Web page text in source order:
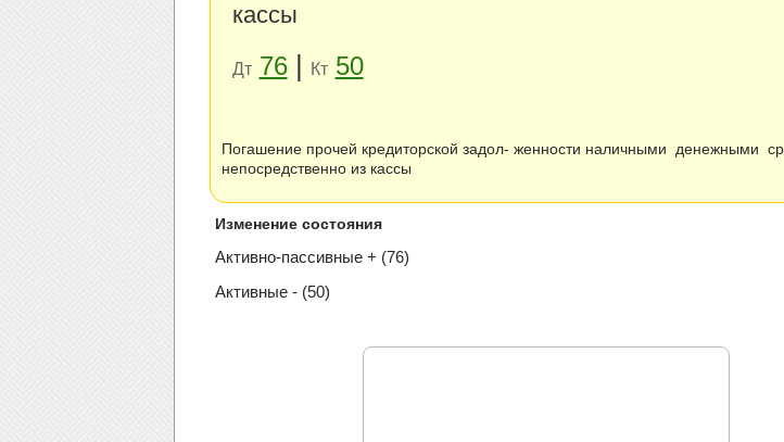
кассы
Дт 76| Кт 50
Погашение прочей кредиторской задол- женности наличными денежными
непосредственно из кассы
Изменение состояния
Активно-пассивные + (76)
Активные - (50)